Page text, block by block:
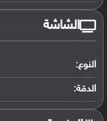
الشاشة
النوع:
الدقة: